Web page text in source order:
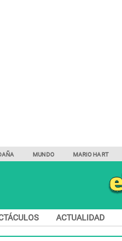
MUNDO MARIO HART
ACTUALIDAD